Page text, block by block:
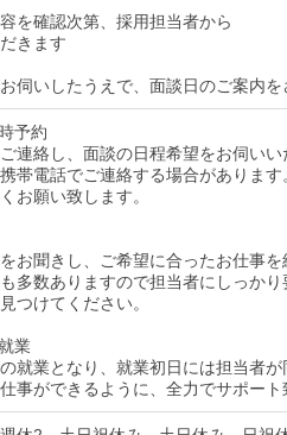
を確認次第、採用担当者から
きます
伺いしたうえで、面談日のご案内を
予約
連絡し、面談の日程希望をお伺いい
帯電話でご連絡する場合があります
お願い致します。
お聞きし、ご希望に合ったお仕事を
多数ありますので担当者にしっか
つけてください。
業
就業となり、就業初日には担当者が
事ができるように、全力でサポート